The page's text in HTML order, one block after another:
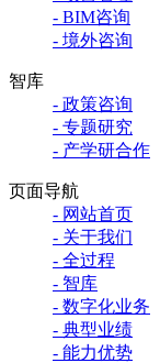
- BIM咨询
- 境外咨询
智库
- 政策咨询
- 专题研究
- 产学研合作
页面导航
- 网站首页
- 关于我们
- 全过程
- 智库
- 数字化业务
- 典型业绩
- 能力优势